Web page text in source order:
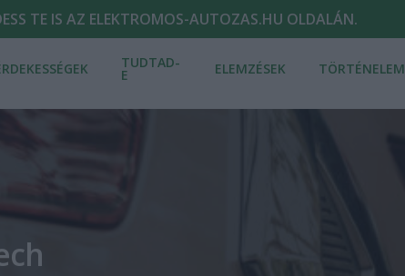
TE IS AZ ELEKTROMOS-AUTOZAS.HU OLDALÁN.
TUDTAD-
E ELEMZÉSEK TÖRTÉNELEM